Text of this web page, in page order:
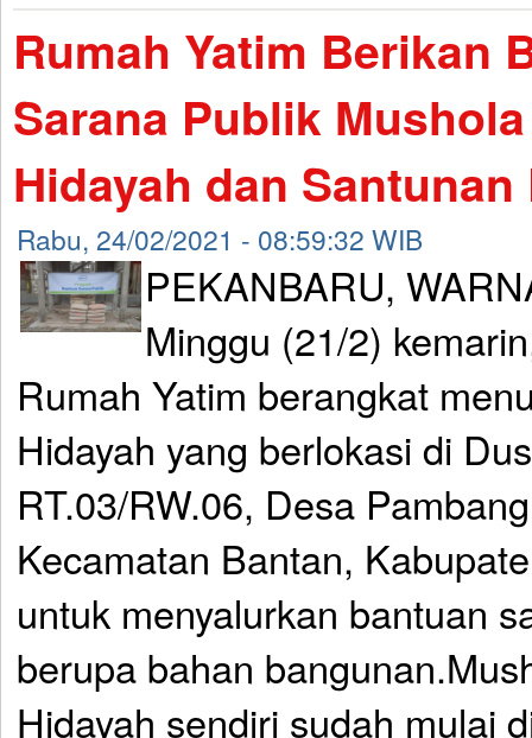
Rumah Yatim Berikan
Sarana Publik
Hidayah dan Santunan
Rabu, 24/02/2021 - 08:59:32 WIB
PEKANBARU,
Minggu (21/2)
Rumah Yatim berangkat
Hidayah yang berlokasi di
RT.03/RW.06, Desa
Kecamatan Bantan,
untuk menyalurkan bantuan
berupa bahan
Hidayah sendiri sudah mulai